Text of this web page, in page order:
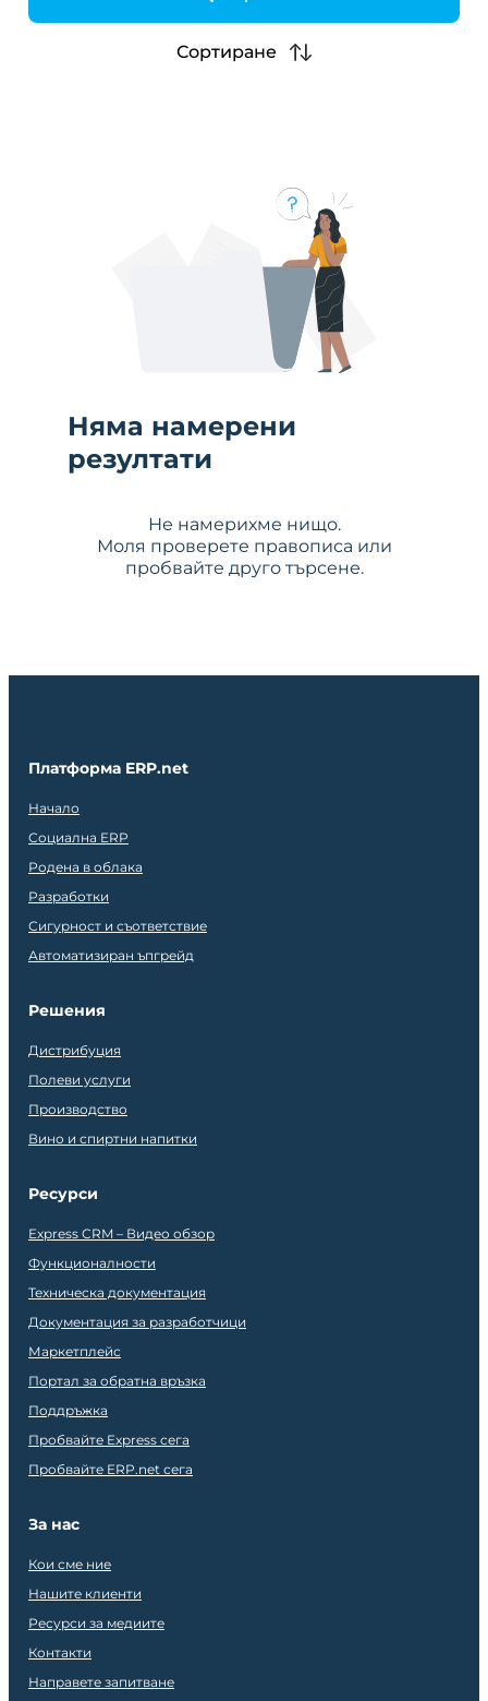
h
Сортиране
Няма намерени
резултати
Не намерихме нищо.
Моля проверете правописа или
пробвайте друго търсене.
Платформа ERP.net
Начало
Социална ERP
Родена в облака
Разработки
Сигурност и съответствие
Автоматизиран ъпгрейд
Решения
Дистрибуция
Полеви услуги
Производство
Вино и спиртни напитки
Ресурси
Express CRM – Видео обзор
Функционалности
Техническа документация
Документация за разработчици
Маркетплейс
Портал за обратна връзка
Поддръжка
Пробвайте Express сега
Пробвайте ERP.net сега
За нас
Кои сме ние
Нашите клиенти
Ресурси за медиите
Контакти
Направете запитване